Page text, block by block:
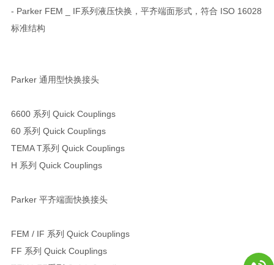
- Parker FEM _ IF系列液压快换，平齐端面形式，符合 ISO 16028
标准结构
Parker 通用型快换接头
6600 系列 Quick Couplings
60 系列 Quick Couplings
TEMA T系列 Quick Couplings
H 系列 Quick Couplings
Parker 平齐端面快换接头
FEM / IF 系列 Quick Couplings
FF 系列 Quick Couplings